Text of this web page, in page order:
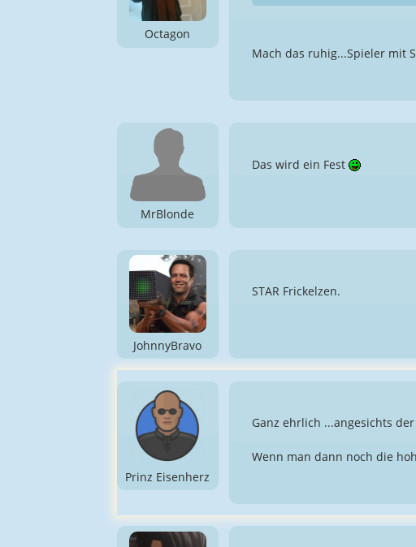
Octagon
Mach das ruhig...Spieler mit
MrBlonde
Das wird ein Fest
JohnnyBravo
STAR Frickelzen.
Prinz Eisenherz
Ganz ehrlich ...angesichts
Wenn man dann noch die